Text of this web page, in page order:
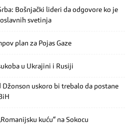
Bošnjački lideri da odgovore ko je
svetinja
plan za Pojas Gaze
u Ukrajini i Rusiji
Džonson uskoro bi trebalo da postane
kuću“ na Sokocu